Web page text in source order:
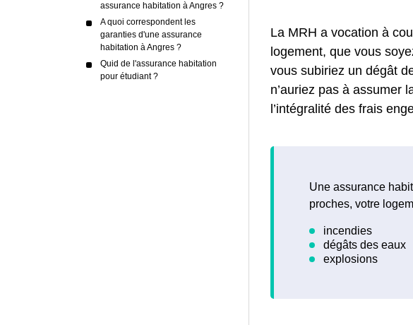
assurance habitation à Angres ?
A quoi correspondent les
garanties d'une assurance
habitation à Angres ?
Quid de l'assurance habitation
pour étudiant ?
La MRH a vocation à
logement, que vous
vous subiriez un dégât
n’auriez pas à assumer
l’intégralité des frais
Une assurance
proches, votre